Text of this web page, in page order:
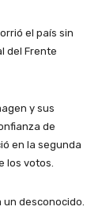
el país sin
del Frente
y sus
de
en la segunda
los votos.
desconocido.